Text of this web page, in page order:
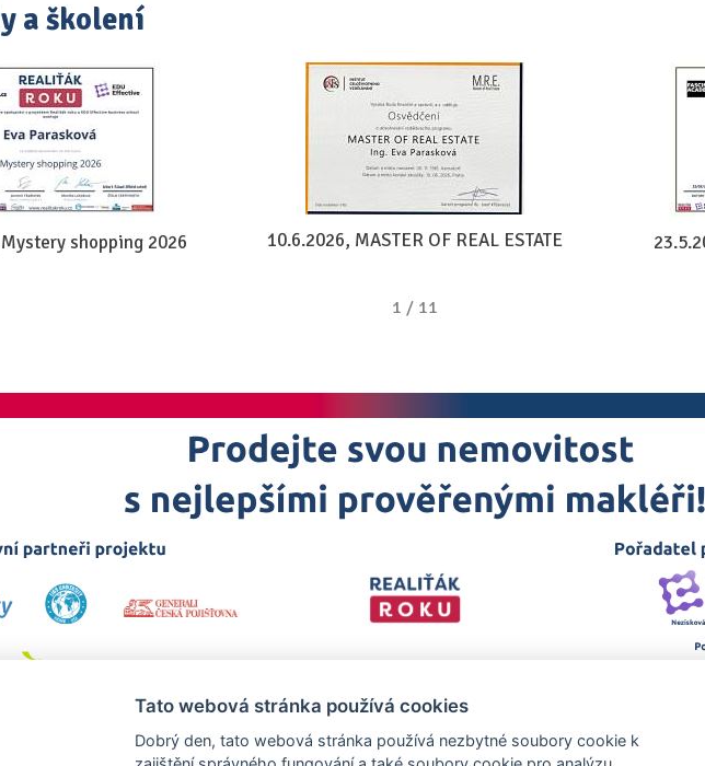
a školení
shopping 2026 10.6.2026, MASTER OF REAL ESTATE
1 / 11
Tato webová stránka používá cookies
Dobrý den, tato webová stránka používá nezbytné soubory cookie k